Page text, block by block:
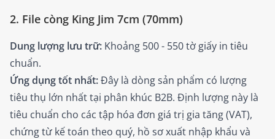
2. File còng King Jim 7cm (70mm)
Dung lượng lưu trữ: Khoảng 500 - 550 tờ giấy in tiêu
chuẩn.
Ứng dụng tốt nhất:Đây là dòng sản phẩm có lượng
tiêu thụ lớn nhất tại phân khúc B2B. Định lượng này là
tiêu chuẩn cho các tập hóa đơn giá trị gia tăng (VAT),
chứng từ kế toán theo quý, hồ sơ xuất nhập khẩu và